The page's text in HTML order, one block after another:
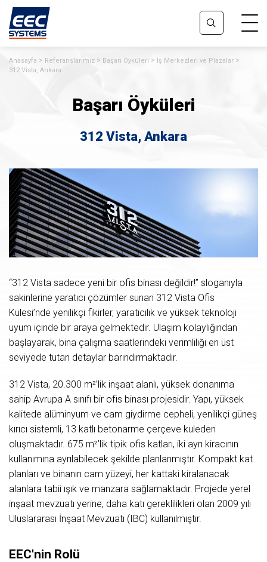
Anasayfa Referanslarımız Başarı Öyküleri
İş Merkezleri ve Plazalar
312 Vista, Ankara
Başarı Öyküleri
312 Vista, Ankara
“312 Vista sadece yeni bir ofis binası değildir!” sloganıyla
sakinlerine yaratıcı çözümler sunan 312 Vista Ofis
Kulesi’nde yenilikçi fikirler, yaratıcılık ve yüksek teknoloji
uyum içinde bir araya gelmektedir. Ulaşım kolaylığından
başlayarak, bina çalışma saatlerindeki verimliliği en üst
seviyede tutan detaylar barındırmaktadır.
312 Vista, 20.300 m²’lik inşaat alanlı, yüksek donanıma
sahip Avrupa A sınıfı bir ofis binası projesidir. Yapı, yüksek
kalitede alüminyum ve cam giydirme cepheli, yenilikçi güneş
kırıcı sistemli, 13 katlı betonarme çerçeve kuleden
oluşmaktadır. 675 m²’lik tipik ofis katları, iki ayrı kiracının
kullanımına ayrılabilecek şekilde planlanmıştır. Kompakt kat
planları ve binanın cam yüzeyi, her kattaki kiralanacak
alanlara tabii ışık ve manzara sağlamaktadır. Projede yerel
inşaat mevzuatı yerine, daha katı gereklilikleri olan 2009 yılı
Uluslararası İnşaat Mevzuatı (IBC) kullanılmıştır.
EEC'nin Rolü